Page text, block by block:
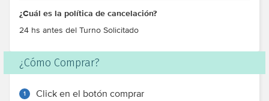
¿Cuál es la política de cancelación?
24 hs antes del Turno Solicitado
¿Cómo Comprar?
1 Click en el botón comprar